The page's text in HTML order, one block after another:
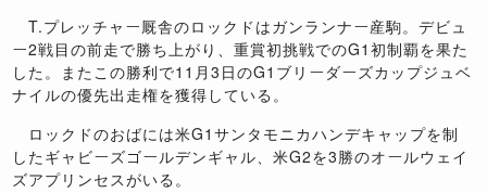
T.プレッチャー厩舎のロックドはガンランナー産駒。デビュ
ー2戦目の前走で勝ち上がり、重賞初挑戦でのG1初制覇を果た
した。またこの勝利で11月3日のG1ブリーダーズカップジュベ
ナイルの優先出走権を獲得している。
ロックドのおばには米G1サンタモニカハンデキャップを制
したギャビーズゴールデンギャル、米G2を3勝のオールウェイ
ズアプリンセスがいる。